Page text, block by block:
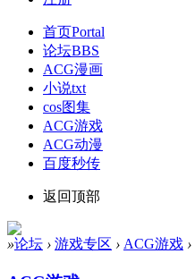
首页Portal
论坛BBS
ACG漫画
小说txt
cos图集
ACG游戏
ACG动漫
百度秒传
返回顶部
»论坛 › 游戏专区 › ACG游戏 ›